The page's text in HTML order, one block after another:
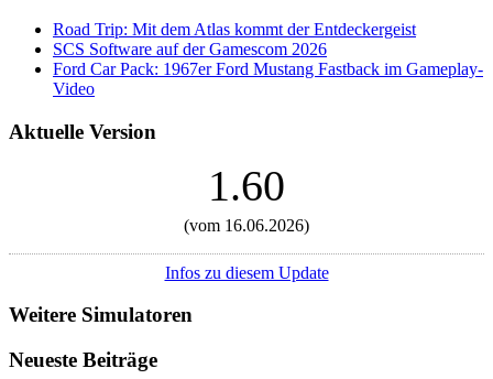
Road Trip: Mit dem Atlas kommt der Entdeckergeist
SCS Software auf der Gamescom 2026
Ford Car Pack: 1967er Ford Mustang Fastback im Gameplay-
Video
Aktuelle Version
1.60
(vom 16.06.2026)
Infos zu diesem Update
Weitere Simulatoren
Neueste Beiträge